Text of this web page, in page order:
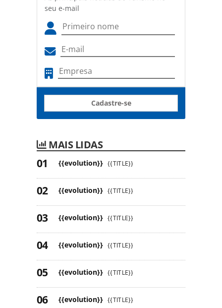
seu e-mail
Cadastre-se
MAIS LIDAS
{{evolution}} {{TITLE}}
{{evolution}} {{TITLE}}
{{evolution}} {{TITLE}}
{{evolution}} {{TITLE}}
{{evolution}} {{TITLE}}
{{evolution}} {{TITLE}}